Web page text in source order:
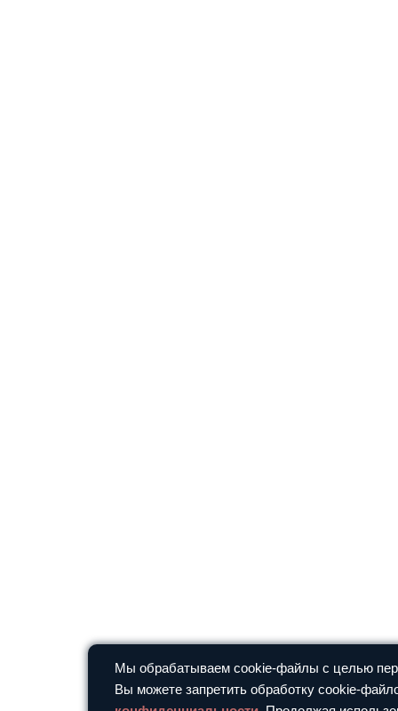
Мы обрабатываем cookie-файлы с целью
Вы можете запретить обработку cookie-